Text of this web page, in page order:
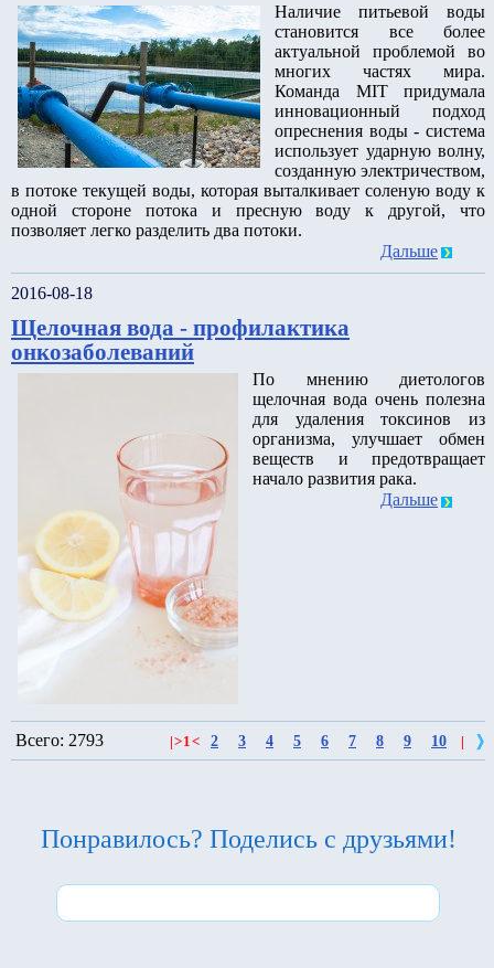
Наличие питьевой воды
становится все более
актуальной проблемой во
многих частях мира.
Команда MIT придумала
инновационный подход
опреснения воды - система
использует ударную волну,
созданную электричеством,
в потоке текущей воды, которая выталкивает соленую воду к
одной стороне потока и пресную воду к другой, что
позволяет легко разделить два потоки.
Дальше
2016-08-18
Щелочная вода - профилактика
онкозаболеваний
По мнению диетологов
щелочная вода очень полезна
для удаления токсинов из
организма, улучшает обмен
веществ и предотвращает
начало развития рака.
Дальше
Всего: 2793 >1< 2 3 4 5 6 7 8 9 10
Понравилось? Поделись с друзьями!